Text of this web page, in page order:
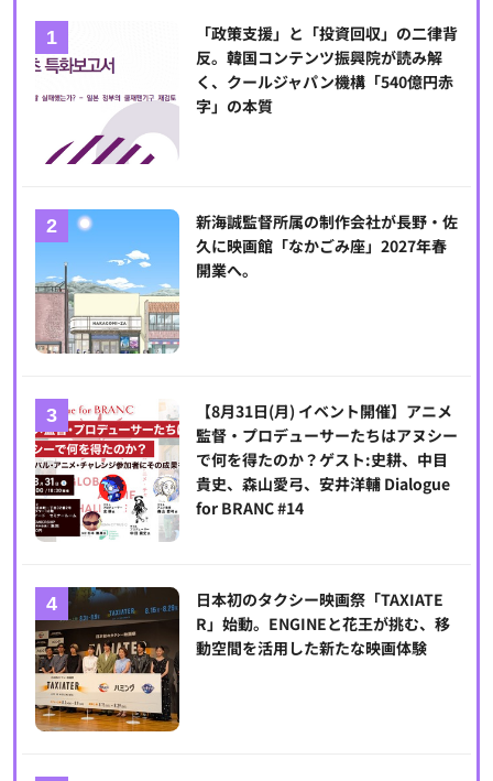
「政策支援」と「投資回収」の二律背
反。韓国コンテンツ振興院が読み解
く、クールジャパン機構「540億円赤
字」の本質
新海誠監督所属の制作会社が長野・佐
久に映画館「なかごみ座」2027年春
開業へ。
【8月31日(月) イベント開催】アニメ
監督・プロデューサーたちはアヌシー
で何を得たのか？ゲスト:史耕、中目
貴史、森山愛弓、安井洋輔 Dialogue
for BRANC #14
日本初のタクシー映画祭「TAXIATE
R」始動。ENGINEと花王が挑む、移
動空間を活用した新たな映画体験